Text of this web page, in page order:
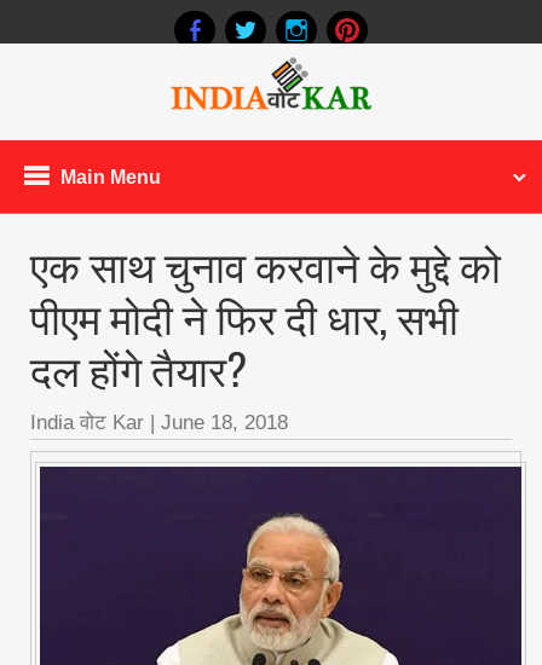
Main Menu
एक साथ चुनाव करवाने के मुद्दे को
पीएम मोदी ने फिर दी धार, सभी
दल होंगे तैयार?
India वोट Kar June 18, 2018